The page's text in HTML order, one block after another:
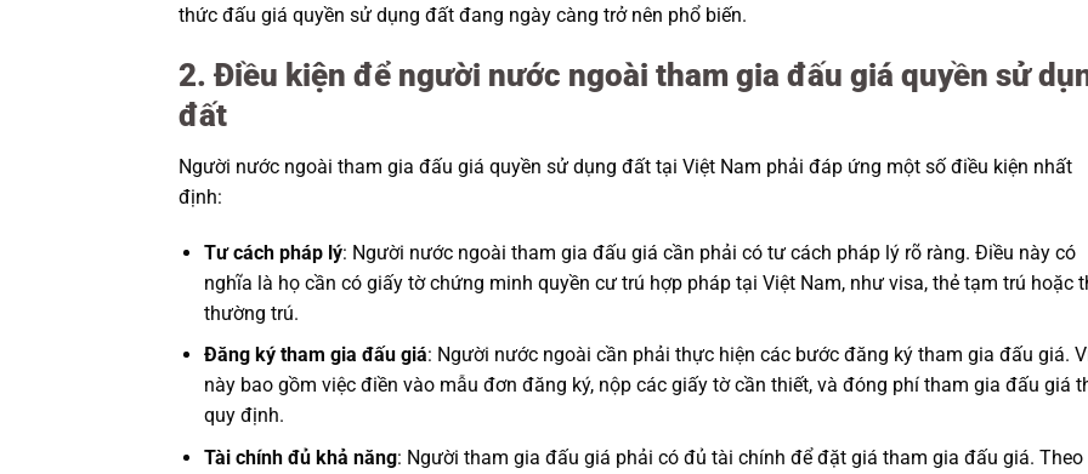
thức đấu giá quyền sử dụng đất đang ngày càng trở nên phổ biến.
2. Điều kiện để người nước ngoài tham gia đấu giá quyền sử
đất
Người nước ngoài tham gia đấu giá quyền sử dụng đất tại Việt Nam phải đáp ứng một số điều kiện nhất
định:
Tư cách pháp lý: Người nước ngoài tham gia đấu giá cần phải có tư cách pháp lý rõ ràng. Điều này có
nghĩa là họ cần có giấy tờ chứng minh quyền cư trú hợp pháp tại Việt Nam, như visa, thẻ tạm trú hoặc
thường trú.
Đăng ký tham gia đấu giá: Người nước ngoài cần phải thực hiện các bước đăng ký tham gia đấu giá.
này bao gồm việc điền vào mẫu đơn đăng ký, nộp các giấy tờ cần thiết, và đóng phí tham gia đấu giá
quy định.
Tài chính đủ khả năng: Người tham gia đấu giá phải có đủ tài chính để đặt giá tham gia đấu giá. Theo